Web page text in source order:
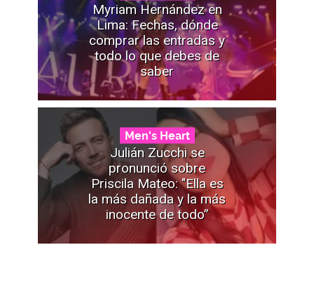
Myriam Hernández en
Lima: Fechas, dónde
comprar las entradas y
todo lo que debes de
saber
Men's Heart
Julián Zucchi se
pronunció sobre
Priscila Mateo: "Ella es
la más dañada y la más
inocente de todo”